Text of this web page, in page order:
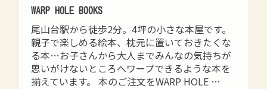
WARP HOLE BOOKS
尾山台駅から徒歩2分。4坪の小さな本屋です。
親子で楽しめる絵本、枕元に置いておきたくな
る本…お子さんから大人までみんなの気持ちが
思いがけないところへワープできるような本を
揃えています。 本のご注文をWARP HOLE …